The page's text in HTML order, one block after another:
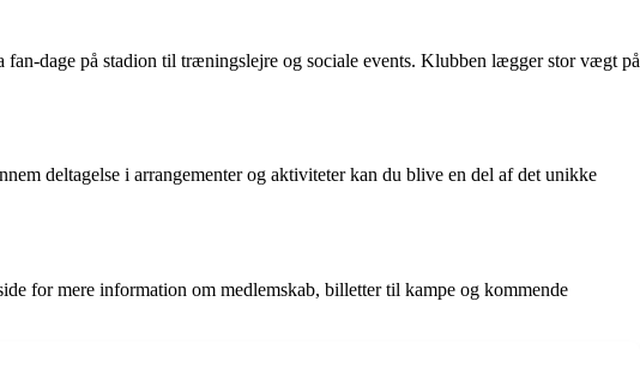
dage på stadion til træningslejre og sociale events. Klubben lægger stor vægt på
deltagelse i arrangementer og aktiviteter kan du blive en del af det unikke
for mere information om medlemskab, billetter til kampe og kommende